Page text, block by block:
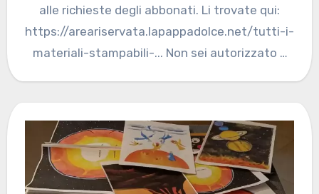
alle richieste degli abbonati. Li trovate qui:
https://areariservata.lapappadolce.net/tutti-i-
materiali-stampabili-... Non sei autorizzato a